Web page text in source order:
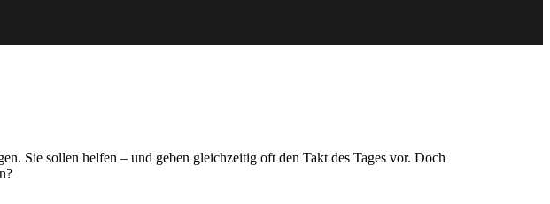
Sie sollen helfen – und geben gleichzeitig oft den Takt des Tages vor. Doch